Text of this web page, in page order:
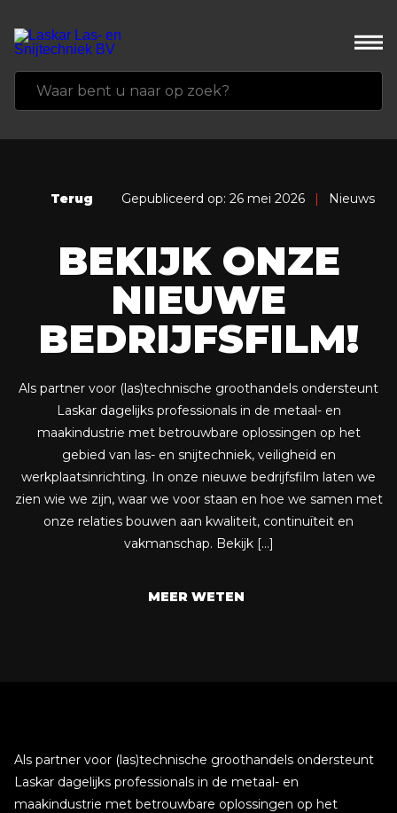
Terug Gepubliceerd op: 26 mei 2026 | Nieuws
BEKIJK ONZE
NIEUWE
BEDRIJFSFILM!
Als partner voor (las)technische groothandels ondersteunt
Laskar dagelijks professionals in de metaal- en
maakindustrie met betrouwbare oplossingen op het
gebied van las- en snijtechniek, veiligheid en
werkplaatsinrichting. In onze nieuwe bedrijfsfilm laten we
zien wie we zijn, waar we voor staan en hoe we samen met
onze relaties bouwen aan kwaliteit, continuïteit en
vakmanschap. Bekijk […]
MEER WETEN
Als partner voor (las)technische groothandels ondersteunt
Laskar dagelijks professionals in de metaal- en
maakindustrie met betrouwbare oplossingen op het